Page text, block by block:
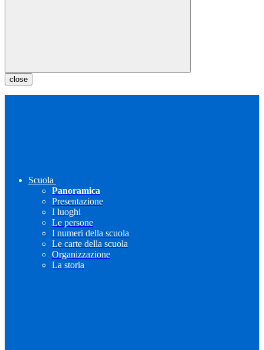
close
Scuola
Panoramica
Presentazione
I luoghi
Le persone
I numeri della scuola
Le carte della scuola
Organizzazione
La storia